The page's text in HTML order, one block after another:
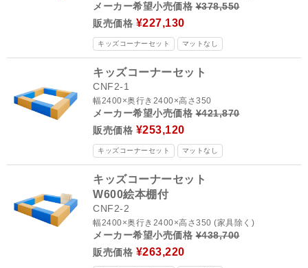
メーカー希望小売価格¥378,550
販売価格 ¥227,130
キッズコーナーセット マットなし
キッズコーナーセット
CNF2-1
幅2400×奥行き2400×高さ350
メーカー希望小売価格¥421,870
販売価格 ¥253,120
キッズコーナーセット マットなし
キッズコーナーセット
W600絵本棚付
CNF2-2
幅2400×奥行き2400×高さ350 (家具除く)
メーカー希望小売価格¥438,700
販売価格 ¥263,220